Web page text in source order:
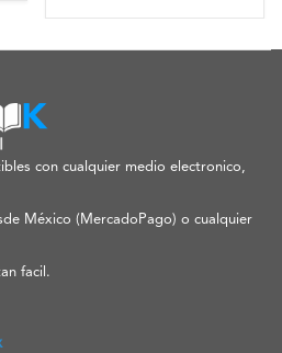
con cualquier medio electronico,
México (MercadoPago) o cualquier
facil.